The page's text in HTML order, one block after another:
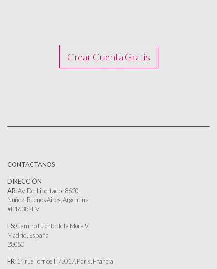
Crear Cuenta Gratis
CONTACTANOS
DIRECCIÓN
AR:Av. Del Libertador 8620,
Nuñez, Buenos Aires, Argentina
#B1638BEV
ES:Camino Fuente de la Mora 9
Madrid, España
28050
FR: 14 rue Torricelli 75017, Paris, Francia